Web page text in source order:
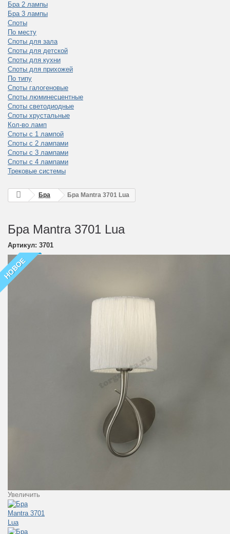
Бра 2 лампы
Бра 3 лампы
Споты
По месту
Споты для зала
Споты для детской
Споты для кухни
Споты для прихожей
По типу
Споты галогеновые
Споты люминесцентные
Споты светодиодные
Споты хрустальные
Кол-во ламп
Споты с 1 лампой
Споты с 2 лампами
Споты с 3 лампами
Споты с 4 лампами
Трековые системы
Бра Бра Mantra 3701 Lua
Бра Mantra 3701 Lua
Артикул: 3701
НОВОЕ
Увеличить